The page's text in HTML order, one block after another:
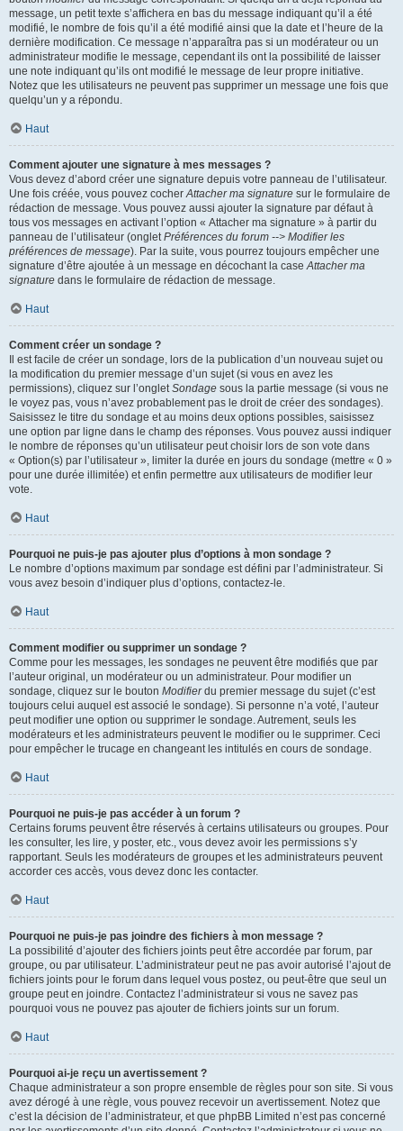
message, un petit texte s’affichera en bas du message indiquant qu’il a été
modifié, le nombre de fois qu’il a été modifié ainsi que la date et l’heure de la
dernière modification. Ce message n’apparaîtra pas si un modérateur ou un
administrateur modifie le message, cependant ils ont la possibilité de laisser
une note indiquant qu’ils ont modifié le message de leur propre initiative.
Notez que les utilisateurs ne peuvent pas supprimer un message une fois que
quelqu’un y a répondu.
Haut
Comment ajouter une signature à mes messages ?
Vous devez d’abord créer une signature depuis votre panneau de l’utilisateur.
Une fois créée, vous pouvez cocherAttacher ma signature sur le formulaire de
rédaction de message. Vous pouvez aussi ajouter la signature par défaut à
tous vos messages en activant l’option « Attacher ma signature » à partir du
panneau de l’utilisateur (ongletPréférences du forum --> Modifier les
préférences de message). Par la suite, vous pourrez toujours empêcher une
signature d’être ajoutée à un message en décochant la caseAttacher ma
signature dans le formulaire de rédaction de message.
Haut
Comment créer un sondage ?
Il est facile de créer un sondage, lors de la publication d’un nouveau sujet ou
la modification du premier message d’un sujet (si vous en avez les
permissions), cliquez sur l’ongletSondage sous la partie message (si vous ne
le voyez pas, vous n’avez probablement pas le droit de créer des sondages).
Saisissez le titre du sondage et au moins deux options possibles, saisissez
une option par ligne dans le champ des réponses. Vous pouvez aussi indiquer
le nombre de réponses qu’un utilisateur peut choisir lors de son vote dans
« Option(s) par l’utilisateur », limiter la durée en jours du sondage (mettre « 0 »
pour une durée illimitée) et enfin permettre aux utilisateurs de modifier leur
vote.
Haut
Pourquoi ne puis-je pas ajouter plus d’options à mon sondage ?
Le nombre d’options maximum par sondage est défini par l’administrateur. Si
vous avez besoin d’indiquer plus d’options, contactez-le.
Haut
Comment modifier ou supprimer un sondage ?
Comme pour les messages, les sondages ne peuvent être modifiés que par
l’auteur original, un modérateur ou un administrateur. Pour modifier un
sondage, cliquez sur le bouton Modifierdu premier message du sujet (c’est
toujours celui auquel est associé le sondage). Si personne n’a voté, l’auteur
peut modifier une option ou supprimer le sondage. Autrement, seuls les
modérateurs et les administrateurs peuvent le modifier ou le supprimer. Ceci
pour empêcher le trucage en changeant les intitulés en cours de sondage.
Haut
Pourquoi ne puis-je pas accéder à un forum ?
Certains forums peuvent être réservés à certains utilisateurs ou groupes. Pour
les consulter, les lire, y poster, etc., vous devez avoir les permissions s’y
rapportant. Seuls les modérateurs de groupes et les administrateurs peuvent
accorder ces accès, vous devez donc les contacter.
Haut
Pourquoi ne puis-je pas joindre des fichiers à mon message ?
La possibilité d’ajouter des fichiers joints peut être accordée par forum, par
groupe, ou par utilisateur. L’administrateur peut ne pas avoir autorisé l’ajout de
fichiers joints pour le forum dans lequel vous postez, ou peut-être que seul un
groupe peut en joindre. Contactez l’administrateur si vous ne savez pas
pourquoi vous ne pouvez pas ajouter de fichiers joints sur un forum.
Haut
Pourquoi ai-je reçu un avertissement ?
Chaque administrateur a son propre ensemble de règles pour son site. Si vous
avez dérogé à une règle, vous pouvez recevoir un avertissement. Notez que
c’est la décision de l’administrateur, et que phpBB Limited n’est pas concerné